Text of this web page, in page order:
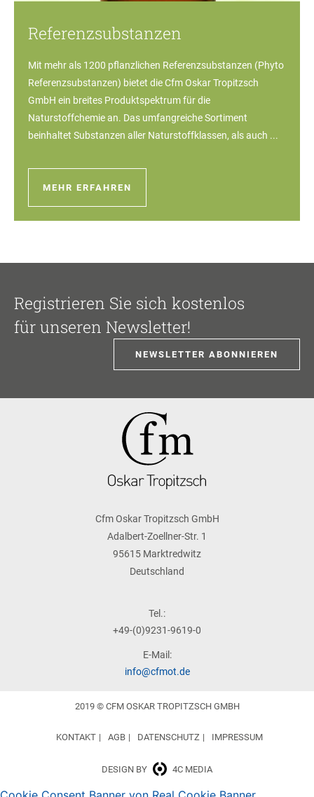
Referenzsubstanzen
Mit mehr als 1200 pflanzlichen Referenzsubstanzen (Phyto
Referenzsubstanzen) bietet die Cfm Oskar Tropitzsch
GmbH ein breites Produktspektrum für die
Naturstoffchemie an. Das umfangreiche Sortiment
beinhaltet Substanzen aller Naturstoffklassen, als auch ...
MEHR ERFAHREN
Registrieren Sie sich kostenlos
für unseren Newsletter!
NEWSLETTER ABONNIEREN
Cfm Oskar Tropitzsch GmbH
Adalbert-Zoellner-Str. 1
95615 Marktredwitz
Deutschland
Tel.:
+49-(0)9231-9619-0
E-Mail:
info@cfmot.de
2019 © CFM OSKAR TROPITZSCH GMBH
DESIGN BY 4C MEDIA
KONTAKT AGB DATENSCHUTZ IMPRESSUM